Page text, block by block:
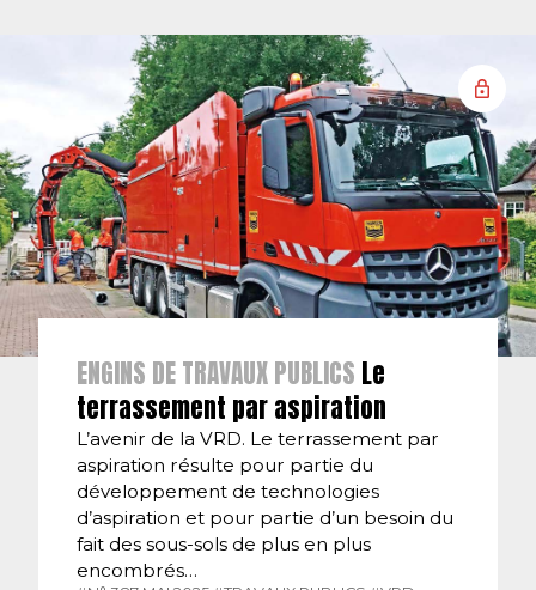
ENGINS DE TRAVAUX PUBLICS Le
terrassement par aspiration
L’avenir de la VRD. Le terrassement par
aspiration résulte pour partie du
développement de technologies
d’aspiration et pour partie d’un besoin du
fait des sous-sols de plus en plus
encombrés…